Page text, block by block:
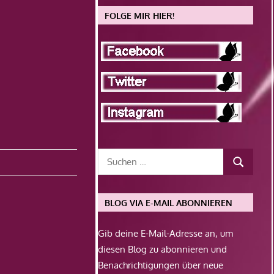
FOLGE MIR HIER!
BLOG VIA E-MAIL ABONNIEREN
Gib deine E-Mail-Adresse an, um
diesen Blog zu abonnieren und
Benachrichtigungen über neue